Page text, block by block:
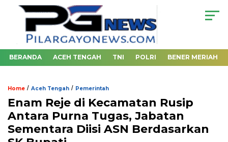
BERANDA ACEH TENGAH TNI POLRI BENER MERIAH
Home / Aceh Tengah / Pemerintah
Enam Reje di Kecamatan Rusip
Antara Purna Tugas, Jabatan
Sementara Diisi ASN Berdasarkan